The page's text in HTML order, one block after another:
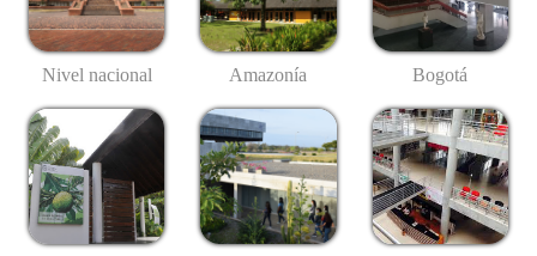
Nivel nacional Amazonía Bogotá